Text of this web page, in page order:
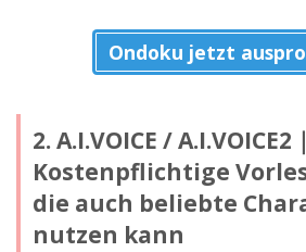
Ondoku jetzt
2. A.I.VOICE / A.I.VOICE2｜
Kostenpflichtige
die auch beliebte
nutzen kann